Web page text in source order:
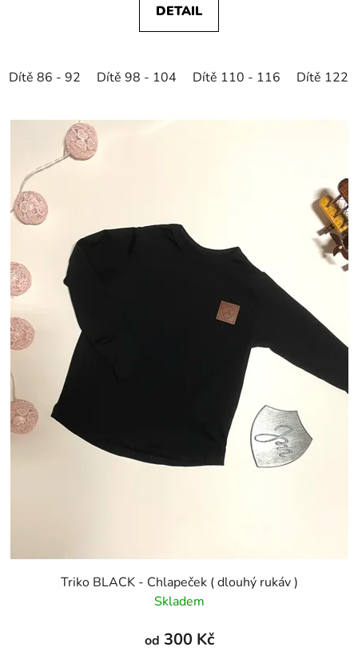
DETAIL
Dítě 86 - 92 Dítě 98 - 104 Dítě 110 - 116 Dítě 122
Triko BLACK - Chlapeček ( dlouhý rukáv )
Skladem
od 300 Kč